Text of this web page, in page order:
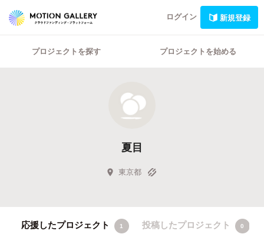
ログイン 新規登録
プロジェクトを探す プロジェクトを始める
夏目
東京都
応援したプロジェクト 1 投稿したプロジェクト 0